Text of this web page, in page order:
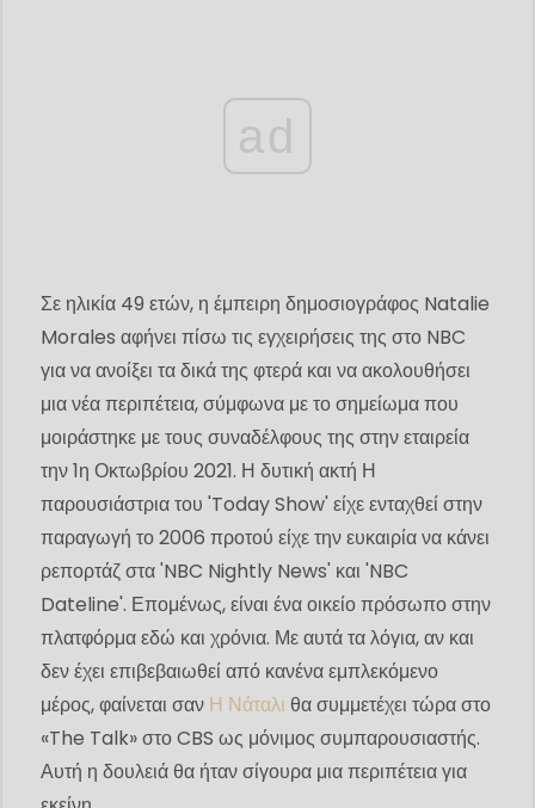
ad
Σε ηλικία 49 ετών, η έμπειρη δημοσιογράφος Natalie
Morales αφήνει πίσω τις εγχειρήσεις της στο NBC
για να ανοίξει τα δικά της φτερά και να ακολουθήσει
μια νέα περιπέτεια, σύμφωνα με το σημείωμα που
μοιράστηκε με τους συναδέλφους της στην εταιρεία
την 1η Οκτωβρίου 2021. Η δυτική ακτή Η
παρουσιάστρια του 'Today Show' είχε ενταχθεί στην
παραγωγή το 2006 προτού είχε την ευκαιρία να κάνει
ρεπορτάζ στα 'NBC Nightly News' και 'NBC
Dateline'. Επομένως, είναι ένα οικείο πρόσωπο στην
πλατφόρμα εδώ και χρόνια. Με αυτά τα λόγια, αν και
δεν έχει επιβεβαιωθεί από κανένα εμπλεκόμενο
μέρος, φαίνεται σαν Η Νάταλι θα συμμετέχει τώρα στο
«The Talk» στο CBS ως μόνιμος συμπαρουσιαστής.
Αυτή η δουλειά θα ήταν σίγουρα μια περιπέτεια για